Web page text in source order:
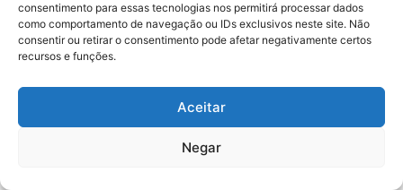
consentimento para essas tecnologias nos permitirá processar dados
como comportamento de navegação ou IDs exclusivos neste site. Não
consentir ou retirar o consentimento pode afetar negativamente certos
recursos e funções.
Aceitar
Negar
Economia: Prazo de adesão ao
Programa Desenrola 2.0 é
prorrogado